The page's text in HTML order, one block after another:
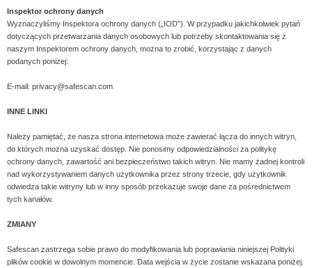
Inspektor ochrony danych
Wyznaczyliśmy Inspektora ochrony danych („IOD”). W przypadku jakichkolwiek pytań
dotyczących przetwarzania danych osobowych lub potrzeby skontaktowania się z
naszym Inspektorem ochrony danych, można to zrobić, korzystając z danych
podanych poniżej:
E-mail: privacy@safescan.com
INNE LINKI
Należy pamiętać, że nasza strona internetowa może zawierać łącza do innych witryn,
do których można uzyskać dostęp. Nie ponosimy odpowiedzialności za politykę
ochrony danych, zawartość ani bezpieczeństwo takich witryn. Nie mamy żadnej kontroli
nad wykorzystywaniem danych użytkownika przez strony trzecie, gdy użytkownik
odwiedza takie witryny lub w inny sposób przekazuje swoje dane za pośrednictwem
tych kanałów.
ZMIANY
Safescan zastrzega sobie prawo do modyfikowania lub poprawiania niniejszej Polityki
plików cookie w dowolnym momencie. Data wejścia w życie zostanie wskazana poniżej.